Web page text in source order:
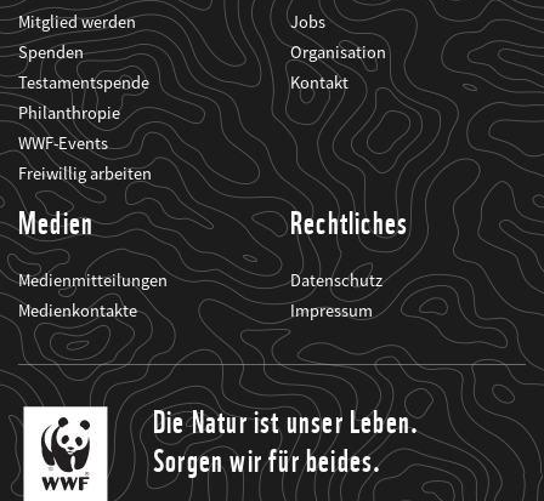
Mitglied werden
Spenden
Testamentspende
Philanthropie
WWF-Events
Freiwillig arbeiten
Jobs
Organisation
Kontakt
Medien
Medienmitteilungen
Medienkontakte
Rechtliches
Datenschutz
Impressum
Die Natur ist unser Leben.
Sorgen wir für beides.